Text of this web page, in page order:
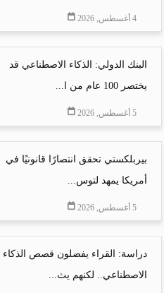
4 أغسطس, 2026
البنك الدولي: الذكاء الاصطناعي قد
يختصر 100 عام من ا...
5 أغسطس, 2026
بيربلكستي تحقق انتصارًا قانونيًا في
أمريكا يمهد لتوس...
5 أغسطس, 2026
دراسة: القراء يفضلون قصص الذكاء
الاصطناعي.. لكنهم يث...